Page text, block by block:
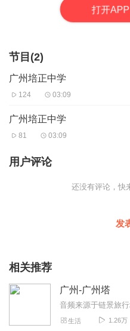
路，占地6万平方米，校舍古朴
也都很有民国时期风格。 培正
共同议决立即开办的。1907年
澳门建分校，近年来，穗、港、
校内兴建了培正百周年纪念堂、
教学大楼。还配置了省、市一
创设了优良的育人环境和学习
校，从走进校园的一刻您便感
对历史的尊重，抱着教书育人的
培正”之美誉。 校门始建于
训“至善至正”。顶部脊上兽饰为
察您会发现，每个瓦铛上都铸“
层，红墙碧瓦，匾额为当时广东
挂着的校徽。校徽是由红色和蓝
红色代表热情、积极向上，蓝色
神”就是爱国爱校、奋斗不息、
打开AP
节目(2)
广州培正中学
124 03:09
广州培正中学
81 03:09
用户评论
还没有评论，快
发
相关推荐
广州-广州塔
生活 1.26万